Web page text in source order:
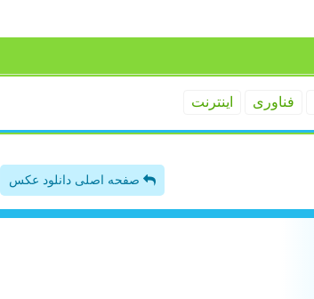
فناوری اینترنت
صفحه اصلی دانلود عکس